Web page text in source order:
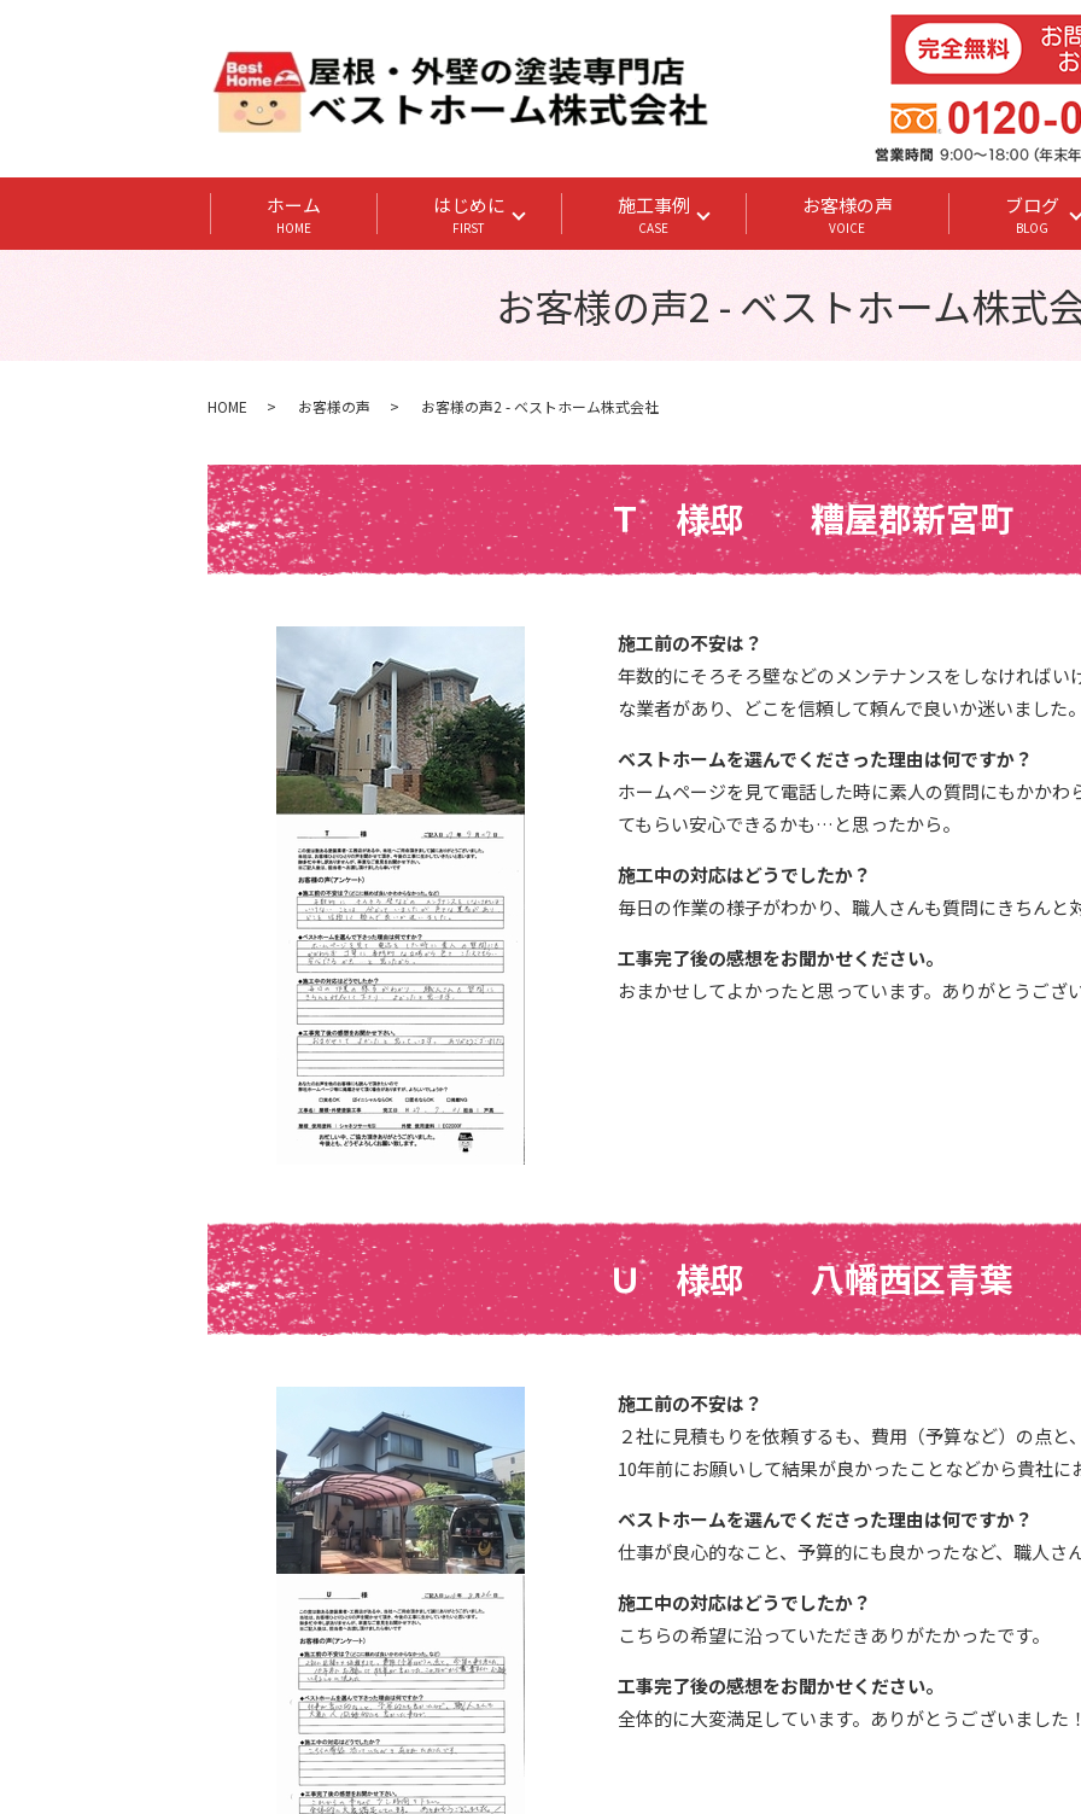
ホーム
HOME
はじめに
FIRST
施工事例
CASE
お客様の声
VOICE
ブログ
BLOG
お客様の声2 - ベストホーム株式
HOME お客様の声 お客様の声2 - ベストホーム株式会社
Ｔ 様邸 糟屋郡新宮町
施工前の不安は？
年数的にそろそろ壁などのメンテナンスをしなければ
な業者があり、どこを信頼して頼んで良いか迷いました
ベストホームを選んでくださった理由は何ですか？
ホームページを見て電話した時に素人の質問にもかか
てもらい安心できるかも…と思ったから。
施工中の対応はどうでしたか？
毎日の作業の様子がわかり、職人さんも質問にきちんと
工事完了後の感想をお聞かせください。
おまかせしてよかったと思っています。ありがとうござ
Ｕ 様邸 八幡西区青葉
施工前の不安は？
２社に見積もりを依頼するも、費用（予算など）の点と
10年前にお願いして結果が良かったことなどから貴社
ベストホームを選んでくださった理由は何ですか？
仕事が良心的なこと、予算的にも良かったなど、職人さ
施工中の対応はどうでしたか？
こちらの希望に沿っていただきありがたかったです。
工事完了後の感想をお聞かせください。
全体的に大変満足しています。ありがとうございました